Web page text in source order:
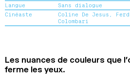
2024
2022
Langue
Sans dialogue
Cinéaste
Coline De Jesus,
Colombari
Les nuances de couleurs que
ferme les yeux.